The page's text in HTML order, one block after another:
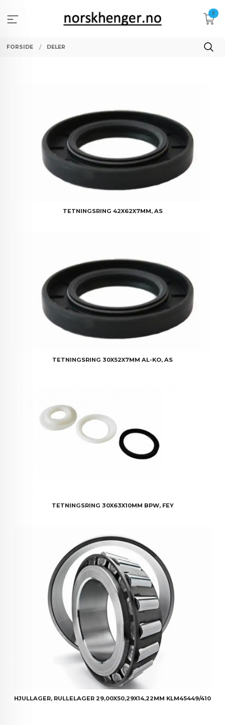
innholdet
0
FORSIDE DELER
TETNINGSRING 42X62X7MM, AS
TETNINGSRING 30X52X7MM AL-KO, AS
TETNINGSRING 30X63X10MM BPW, FEY
HJULLAGER, RULLELAGER 29,00X50,29X14,22MM KLM45449/410